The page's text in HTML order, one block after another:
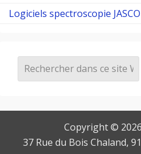
Logiciels spectroscopie JASCO
Copyright © 2026
37 Rue du Bois Chaland,